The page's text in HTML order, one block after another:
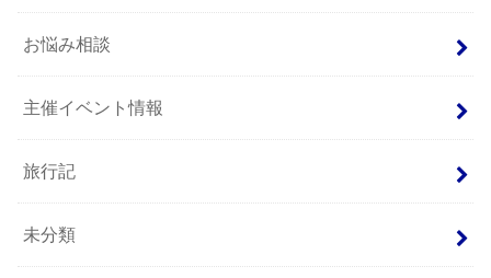
お悩み相談
主催イベント情報
旅行記
未分類